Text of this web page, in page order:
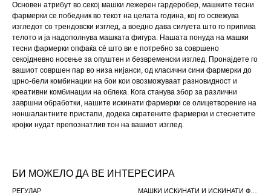
Основен атрибут во секој машки лежерен гардеробер, машките тесни
фармерки се победник во текот на целата година, кој го освежува
изгледот со трендовски изглед, а воедно дава силуета што го припива
телото и ја надополнува машката фигура. Нашата понуда на машки
тесни фармерки опфаќа сè што ви е потребно за совршено
секојдневно носење за опуштен и безвременски изглед. Пронајдете го
вашиот совршен пар во низа нијанси, од класични сини фармерки до
црно-бели комбинации на бои кои овозможуваат разновидност и
креативни комбинации на облека. Кога станува збор за различни
завршни обработки, нашите искинати фармерки се олицетворение на
ноншалантните пристапи, додека скратените фармерки и стеснетите
кројки нудат препознатлив тон на вашиот изглед.
БИ МОЖЕЛО ДА ВЕ ИНТЕРЕСИРА
РЕГУЛАР